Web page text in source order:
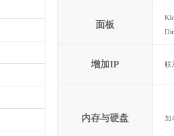
面板
增加IP 联
内存与硬盘 加